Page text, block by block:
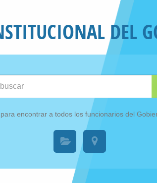
DEL
encontrar a todos los funcionarios del